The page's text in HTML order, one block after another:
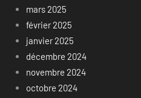
mars 2025
février 2025
janvier 2025
décembre 2024
novembre 2024
octobre 2024